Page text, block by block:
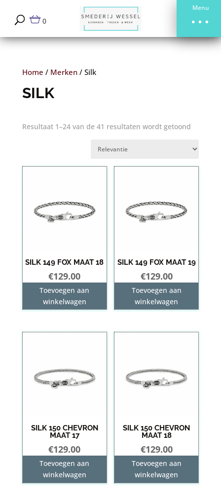
Menu
0
Home / Merken/ Silk
SILK
Resultaat 1–24 van de 41 resultaten wordt getoond
SILK 149 FOX MAAT 18
€129.00
Toevoegen aan
winkelwagen
SILK 149 FOX MAAT 19
€129.00
Toevoegen aan
winkelwagen
SILK 150 CHEVRON
MAAT 17
€129.00
Toevoegen aan
winkelwagen
SILK 150 CHEVRON
MAAT 18
€129.00
Toevoegen aan
winkelwagen